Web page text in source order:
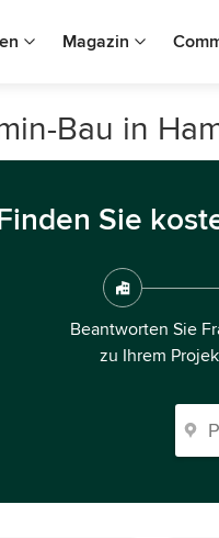
Magazin
Bau in
Sie
Beantworten Sie
zu Ihrem